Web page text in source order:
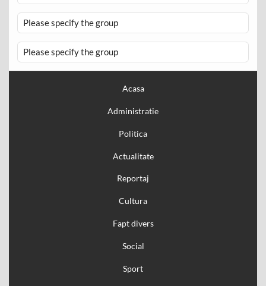
Please specify the group
Please specify the group
Acasa
Administratie
Politica
Actualitate
Reportaj
Cultura
Fapt divers
Social
Sport